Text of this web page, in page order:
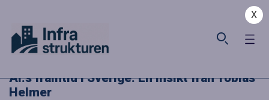
X
AI:s framtid i Sverige: En insikt från Tobias
Helmer